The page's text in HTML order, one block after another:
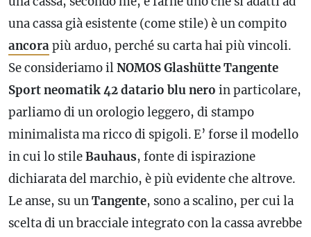
una cassa già esistente (come stile) è un compito
ancorapiù arduo, perché su carta hai più vincoli.
Se consideriamo ilNOMOS Glashütte Tangente
Sport neomatik 42datario blu nero in particolare,
parliamo di un orologio leggero, di stampo
minimalista ma ricco di spigoli. E’ forse il modello
in cui lo stileBauhaus, fonte di ispirazione
dichiarata del marchio, è più evidente che altrove.
Le anse, su unTangente, sono a scalino, per cui la
scelta di un bracciale integrato con la cassa avrebbe